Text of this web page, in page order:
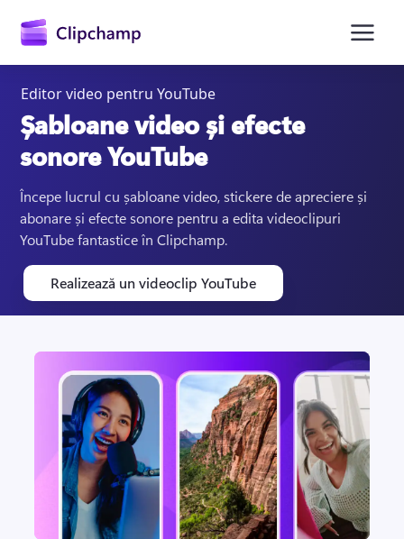
principal
Conectați-vă
Editor video pentru YouTube
Șabloane video și efecte
sonore YouTube
Începe lucrul cu șabloane video, stickere de apreciere și
abonare și efecte sonore pentru a edita videoclipuri
YouTube fantastice în Clipchamp.
Realizează un videoclip YouTube